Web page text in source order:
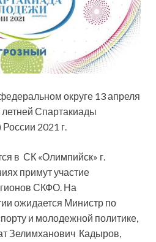
округе 13 апреля
летней Спартакиады
2021 г.
в СК «Олимпийск» г.
примут участие
СКФО. На
ожидается Министр по
и молодежной политике,
Зелимханович Кадыров,